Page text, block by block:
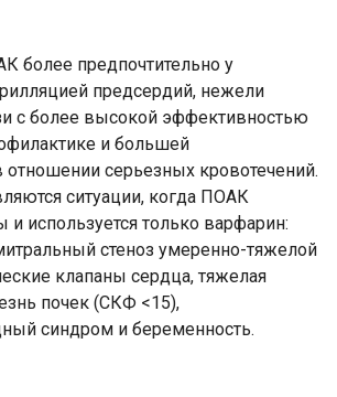
более предпочтительно у
предсердий, нежели
с более высокой эффективностью
и большей
отношении серьезных кровотечений.
ситуации, когда ПОАК
и используется только варфарин:
стеноз умеренно-тяжелой
клапаны сердца, тяжелая
почек (СКФ <15),
синдром и беременность.